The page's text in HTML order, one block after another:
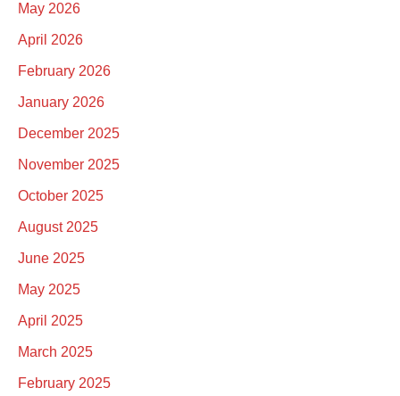
May 2026
April 2026
February 2026
January 2026
December 2025
November 2025
October 2025
August 2025
June 2025
May 2025
April 2025
March 2025
February 2025